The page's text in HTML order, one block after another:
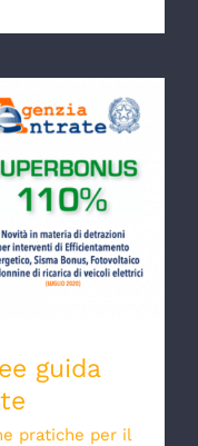
Agenzia delle
guida
pratiche per il